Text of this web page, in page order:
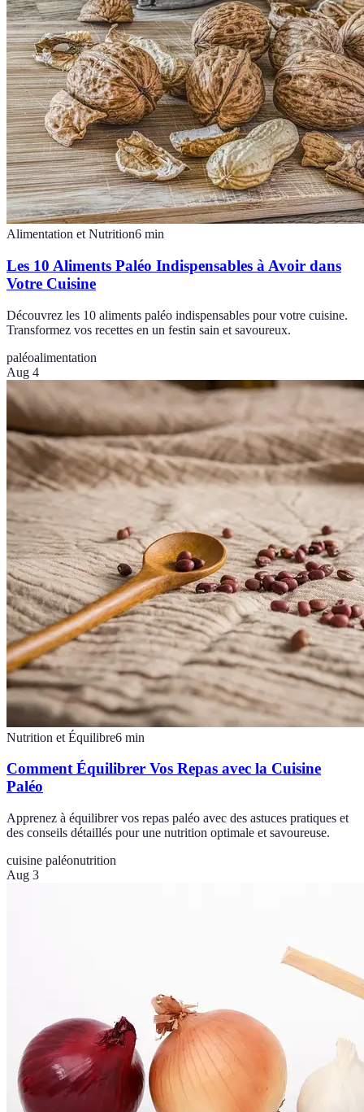
Alimentation et Nutrition6 min
Les 10 Aliments Paléo Indispensables à Avoir dans
Votre Cuisine
Découvrez les 10 aliments paléo indispensables pour votre cuisine.
Transformez vos recettes en un festin sain et savoureux.
paléoalimentation
Aug 4
Nutrition et Équilibre6 min
Comment Équilibrer Vos Repas avec la Cuisine
Paléo
Apprenez à équilibrer vos repas paléo avec des astuces pratiques et
des conseils détaillés pour une nutrition optimale et savoureuse.
cuisine paléonutrition
Aug 3